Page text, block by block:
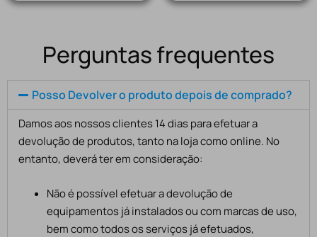
Perguntas frequentes
Posso Devolver o produto depois de comprado?
Damos aos nossos clientes 14 dias para efetuar a
devolução de produtos, tanto na loja como online. No
entanto, deverá ter em consideração:
Não é possível efetuar a devolução de
equipamentos já instalados ou com marcas de uso,
bem como todos os serviços já efetuados,